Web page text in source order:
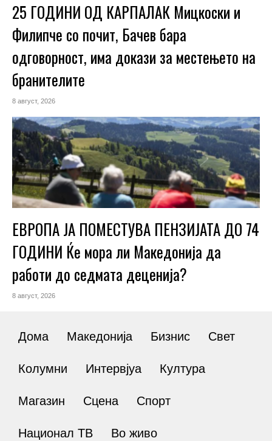
25 ГОДИНИ ОД КАРПАЛАК Мицкоски и
Филипче со почит, Бачев бара
одговорност, има докази за местењето на
бранителите
8 август, 2026
ЕВРОПА ЈА ПОМЕСТУВА ПЕНЗИЈАТА ДО 74
ГОДИНИ Ќе мора ли Македонија да
работи до седмата деценија?
8 август, 2026
Дома Македонија Бизнис Свет
Колумни Интервјуа Култура
Магазин Сцена Спорт
Национал ТВ Во живо